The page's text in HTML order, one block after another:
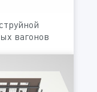
вагонов